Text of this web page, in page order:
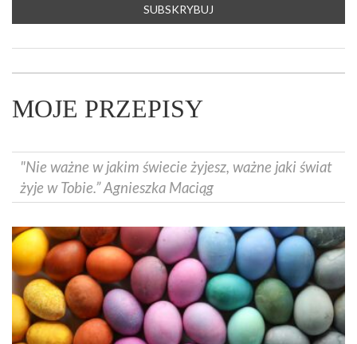
MOJE PRZEPISY
"Nie ważne w jakim świecie żyjesz, ważne jaki świat
żyje w Tobie.” Agnieszka Maciąg